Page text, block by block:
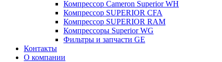
Компрессор Cameron Superior WH
Компрессор SUPERIOR CFA
Компрессор SUPERIOR RAM
Компрессоры Superior WG
Фильтры и запчасти GE
Контакты
О компании